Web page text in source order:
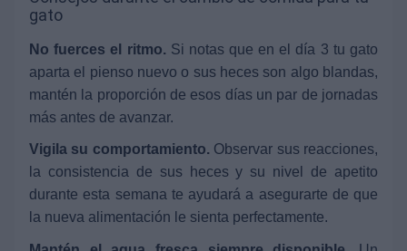
gato
No fuerces el ritmo. Si notas que en el día 3 tu gato
aparta el pienso nuevo o sus heces son algo blandas,
mantén la proporción de esos días un par de jornadas
más antes de avanzar.
Vigila su comportamiento. Observar sus reacciones,
la consistencia de sus heces y su nivel de apetito
durante esta semana te ayudará a asegurarte de que
la nueva alimentación le sienta perfectamente.